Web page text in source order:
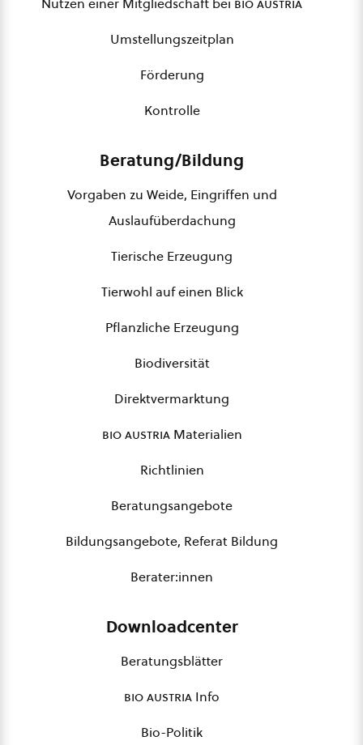
Umstellungszeitplan
Förderung
Kontrolle
Beratung/Bildung
Vorgaben zu Weide, Eingriffen und
Auslaufüberdachung
Tierische Erzeugung
Tierwohl auf einen Blick
Pflanzliche Erzeugung
Biodiversität
Direktvermarktung
bio austriaMaterialien
Richtlinien
Beratungsangebote
Bildungsangebote, Referat Bildung
Berater:innen
Downloadcenter
Beratungsblätter
bio austria Info
Bio-Politik